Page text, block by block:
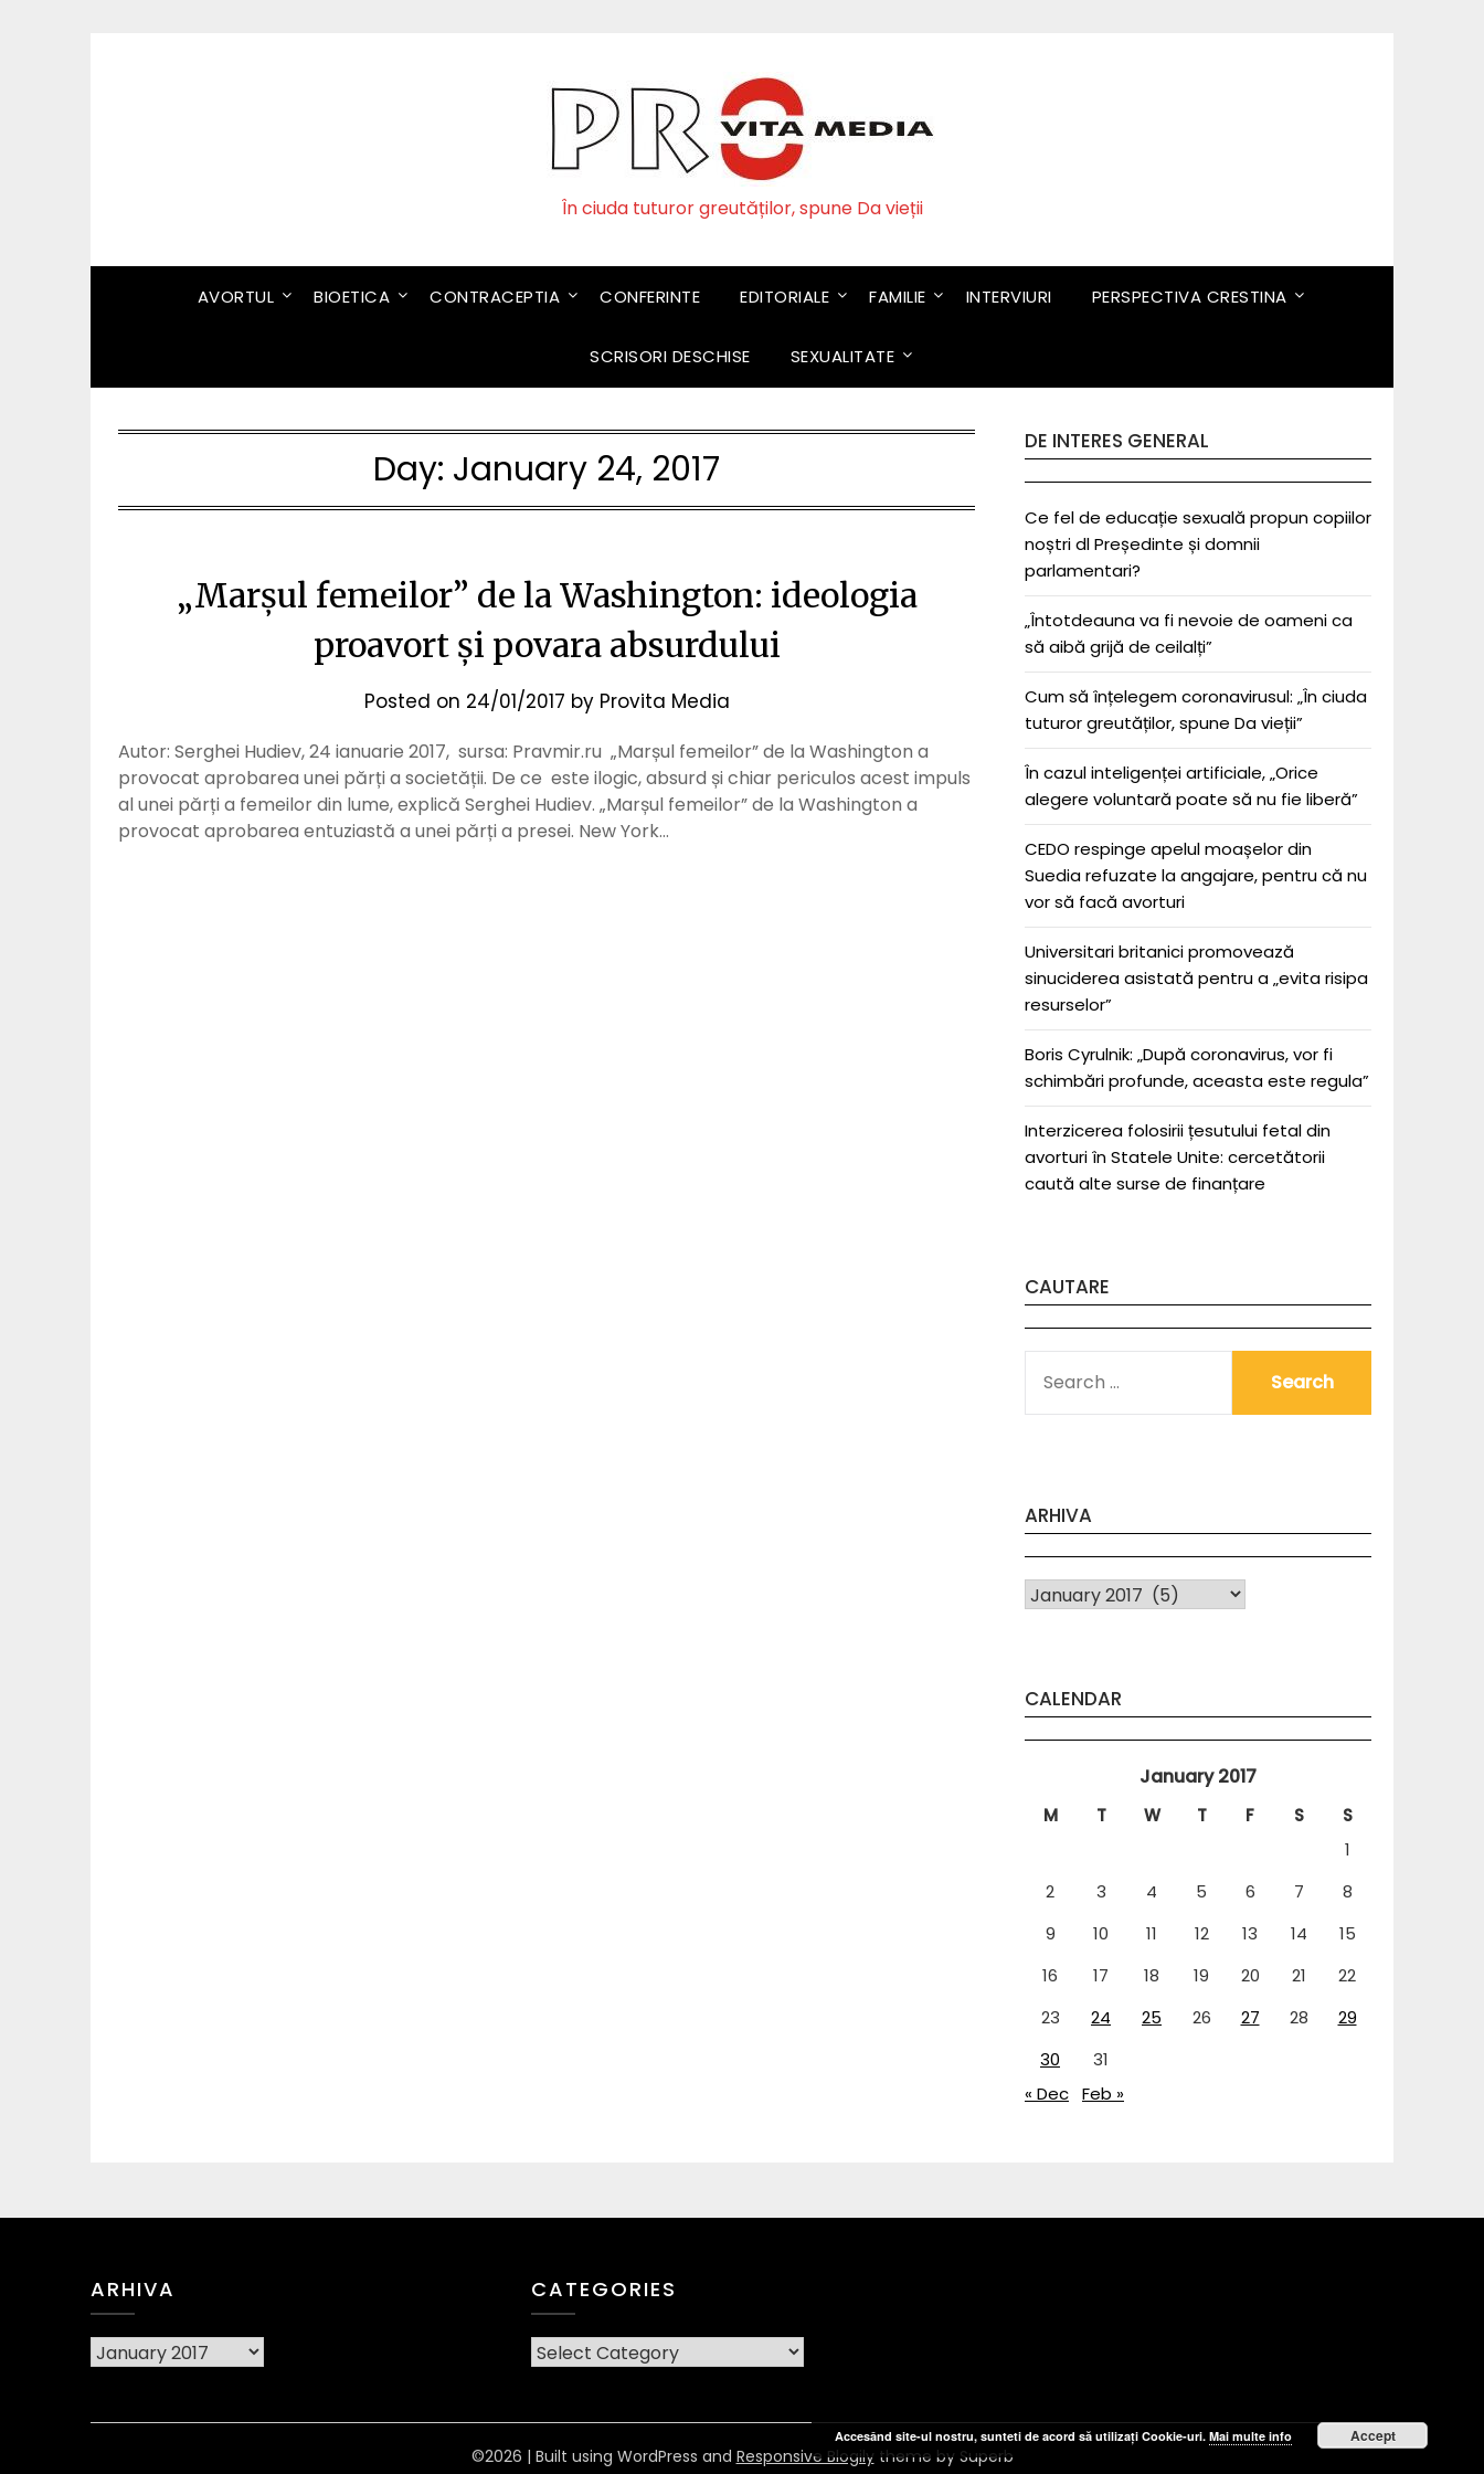
În ciuda tuturor greutăților, spune Da vieții
AVORTUL BIOETICA CONTRACEPTIA CONFERINTE EDITORIALE FAMILIE INTERVIURI PERSPECTIVA CRESTINA
SCRISORI DESCHISE SEXUALITATE
Day: January 24, 2017
„Marșul femeilor” de la Washington: ideologia
proavort și povara absurdului
Posted on 24/01/2017 by Provita Media
Autor: Serghei Hudiev, 24 ianuarie 2017, sursa: Pravmir.ru „Marșul femeilor” de la Washington a
provocat aprobarea unei părți a societății. De ce este ilogic, absurd și chiar periculos acest impuls
al unei părți a femeilor din lume, explică Serghei Hudiev. „Marșul femeilor” de la Washington a
provocat aprobarea entuziastă a unei părți a presei. New York…
DE INTERES GENERAL
Ce fel de educație sexuală propun copiilor
noștri dl Președinte și domnii
parlamentari?
„Întotdeauna va fi nevoie de oameni ca
să aibă grijă de ceilalți”
Cum să înțelegem coronavirusul: „În ciuda
tuturor greutăților, spune Da vieții”
În cazul inteligenței artificiale, „Orice
alegere voluntară poate să nu fie liberă”
CEDO respinge apelul moașelor din
Suedia refuzate la angajare, pentru că nu
vor să facă avorturi
Universitari britanici promovează
sinuciderea asistată pentru a „evita risipa
resurselor”
Boris Cyrulnik: „După coronavirus, vor fi
schimbări profunde, aceasta este regula”
Interzicerea folosirii țesutului fetal din
avorturi în Statele Unite: cercetătorii
caută alte surse de finanțare
CAUTARE
FOR:
ARHIVA
Arhiva
CALENDAR
January 2017
M T W T F S
S
1
2
3 4 5 6 7
8
9
10 11 12 13 14
15
16
17 18 19 20 21
22
23
24 25 26 27 28
29
30
31
« Dec Feb »
ARHIVA
Arhiva
CATEGORIES
CATEGORIES
©2026 | Built using WordPress and Responsive Blogily theme by Superb
Accesând site-ul nostru, sunteti de acord să utilizați Cookie-uri. Mai multe info Accept